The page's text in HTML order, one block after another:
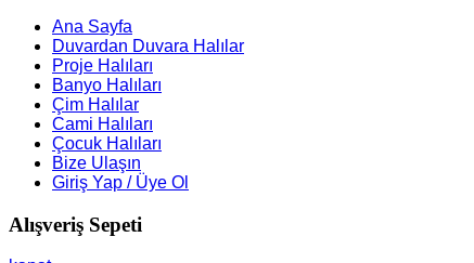
Ana Sayfa
Duvardan Duvara Halılar
Proje Halıları
Banyo Halıları
Çim Halılar
Cami Halıları
Çocuk Halıları
Bize Ulaşın
Giriş Yap / Üye Ol
Alışveriş Sepeti